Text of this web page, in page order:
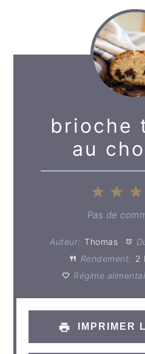
brioche
au
2
1
Étoile
Pas de
Auteur: Thomas
Rendement: 2
Régime
IMPRIMER